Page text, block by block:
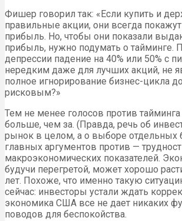
Фишер говорил так: «Если купить и
правильные акции, они всегда
прибыль. Но, чтобы они показали
прибыль, нужно подумать о тайминге.
депрессии падение на 40% или 50% с
нередким даже для лучших акций, не
полное игнорирование бизнес-цикла
рисковым?»
Тем не менее голосов против тайминга
больше, чем за. (Правда, речь об
рынок в целом, а о выборе отдельных
главных аргументов против —
макроэкономических показателей.
будучи перегретой, может хорошо
лет. Похоже, что именно такую
сейчас: инвесторы устали ждать
экономика США все не дает никаких
поводов для беспокойства.